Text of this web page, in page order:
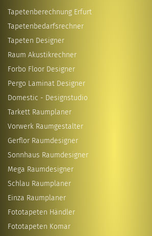
Tapetenberechnung Erfurt
Tapetenbedarfsrechner
Tapeten Designer
Raum Akustikrechner
Forbo Floor Designer
Pergo Laminat Designer
Domestic - Designstudio
Tarkett Raumplaner
Vorwerk Raumgestalter
Gerflor Raumdesigner
Sonnhaus Raumdesigner
Mega Raumdesigner
Schlau Raumplaner
Einza Raumplaner
Fototapeten Händler
Fototapeten Komar